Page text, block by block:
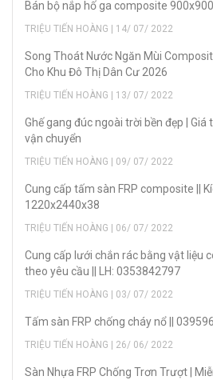
Bán bộ nắp hố ga composite
TRIỆU TIẾN HOÀNG | 14/ 07/ 2022
Song Thoát Nước Ngăn Mùi
Cho Khu Đô Thị Dân Cư 2026
TRIỆU TIẾN HOÀNG | 13/ 07/ 2022
Ghế gang đúc ngoài trời bền đẹp |
vận chuyển
TRIỆU TIẾN HOÀNG | 09/ 07/ 2022
Cung cấp tấm sàn FRP composite ||
1220x2440x38
TRIỆU TIẾN HOÀNG | 06/ 07/ 2022
Cung cấp lưới chắn rác bằng vật liệu
theo yêu cầu || LH: 0353842797
TRIỆU TIẾN HOÀNG | 03/ 07/ 2022
Tấm sàn FRP chống cháy nổ ||
TRIỆU TIẾN HOÀNG | 26/ 06/ 2022
Sàn Nhựa FRP Chống Trơn Trượt |